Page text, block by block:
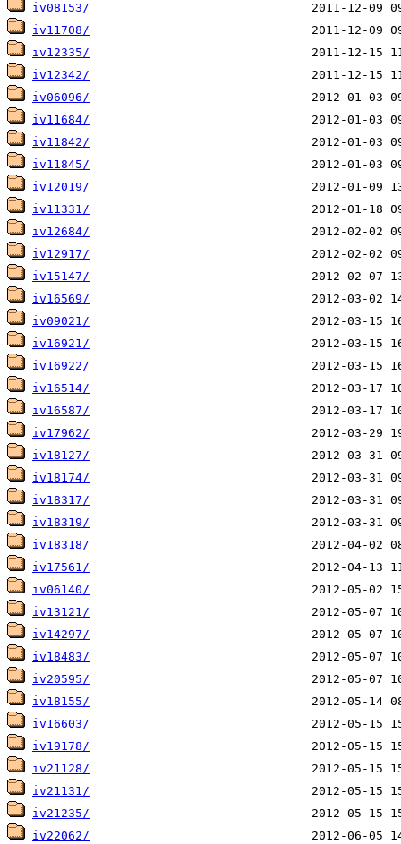
iv08153/
iv11708/
iv12335/
iv12342/
iv06096/
iv11684/
iv11842/
iv11845/
iv12019/
iv11331/
iv12684/
iv12917/
iv15147/
iv16569/
iv09021/
iv16921/
iv16922/
iv16514/
iv16587/
iv17962/
iv18127/
iv18174/
iv18317/
iv18319/
iv18318/
iv17561/
iv06140/
iv13121/
iv14297/
iv18483/
iv20595/
iv18155/
iv16603/
iv19178/
iv21128/
iv21131/
iv21235/
iv22062/